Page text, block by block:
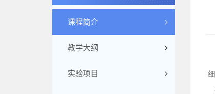
课程简介
教学大纲
实验项目